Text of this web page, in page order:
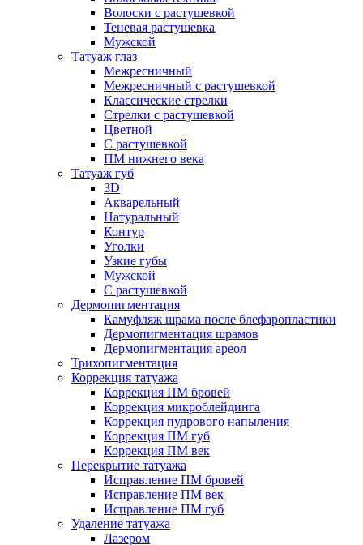
Волоски с растушевкой
Теневая растушевка
Мужской
Татуаж глаз
Межресничный
Межресничный с растушевкой
Классические стрелки
Стрелки с растушевкой
Цветной
С растушевкой
ПМ нижнего века
Татуаж губ
3D
Акварельный
Натуральный
Контур
Уголки
Узкие губы
Мужской
С растушевкой
Дермопигментация
Камуфляж шрама после блефаропластики
Дермопигментация шрамов
Дермопигментация ареол
Трихопигментация
Коррекция татуажа
Коррекция ПМ бровей
Коррекция микроблейдинга
Коррекция пудрового напыления
Коррекция ПМ губ
Коррекция ПМ век
Перекрытие татуажа
Исправление ПМ бровей
Исправление ПМ век
Исправление ПМ губ
Удаление татуажа
Лазером